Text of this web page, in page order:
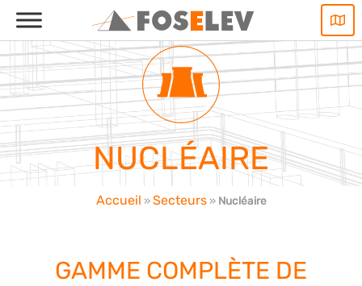
Aller
contenu
NUCLÉAIRE
Accueil »Secteurs» Nucléaire
GAMME COMPLÈTE DE